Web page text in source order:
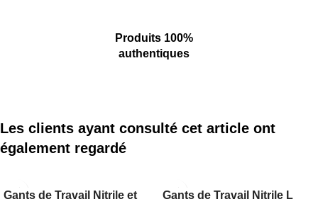
Produits 100%
authentiques
Les clients ayant consulté cet article ont
également regardé
Gants de Travail Nitrile et
Gants de Travail Nitrile L